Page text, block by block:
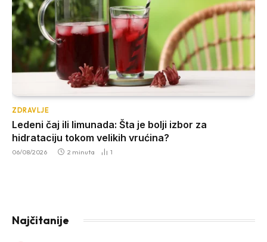
ZDRAVLJE
Ledeni čaj ili limunada: Šta je bolji izbor za
hidrataciju tokom velikih vrućina?
06/08/2026 2 minuta 1
Najčitanije